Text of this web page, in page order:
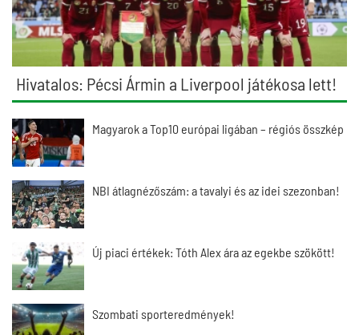
Hivatalos: Pécsi Ármin a Liverpool játékosa lett!
Magyarok a Top10 európai ligában – régiós összkép
NBI átlagnézőszám: a tavalyi és az idei szezonban!
Új piaci értékek: Tóth Alex ára az egekbe szökött!
Szombati sporteredmények!